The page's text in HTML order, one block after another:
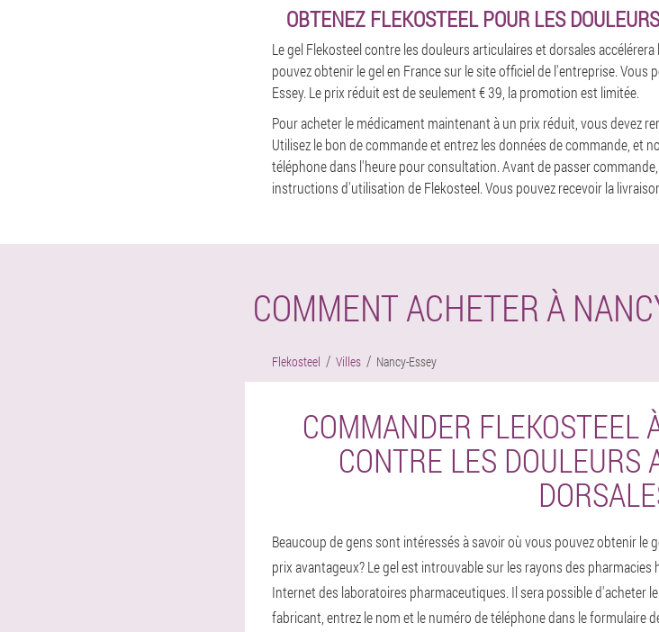
OBTENEZ FLEKOSTEEL POUR LES
Le gel Flekosteel contre les douleurs articulaires et dorsales
pouvez obtenir le gel en France sur le site officiel de l'entreprise. Vous
Essey. Le prix réduit est de seulement € 39, la promotion est limitée.
Pour acheter le médicament maintenant à un prix réduit, vous devez
Utilisez le bon de commande et entrez les données de commande, et
téléphone dans l'heure pour consultation. Avant de passer
instructions d'utilisation de Flekosteel. Vous pouvez recevoir la
COMMENT ACHETER À
Flekosteel Villes Nancy-Essey
COMMANDER FLEKOSTEEL
CONTRE LES DOULEURS
Beaucoup de gens sont intéressés à savoir où vous pouvez obtenir le
prix avantageux? Le gel est introuvable sur les rayons des pharmacies
Internet des laboratoires pharmaceutiques. Il sera possible d'acheter
fabricant, entrez le nom et le numéro de téléphone dans le formulaire